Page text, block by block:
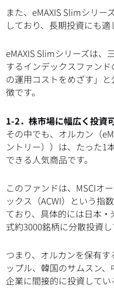
また、eMAXIS Slimシリー
しており、長期投資にも適
eMAXIS Slimシリーズは、
するインデックスファン
の運用コストをめざす」
徴です。
1-2．株市場に幅広く投資
その中でも、オルカン（
ントリー））は、たった1
できる人気商品です。
このファンドは、MSCIオ
ックス（ACWI）という指
ており、具体的には日本
式約3000銘柄に分散投資し
つまり、オルカンを保有
ップル、韓国のサムスン
企業に間接的に投資してい